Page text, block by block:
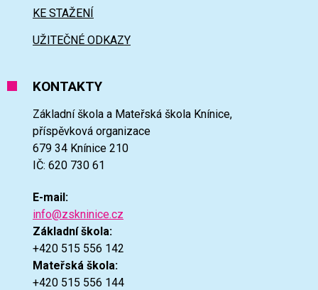
KE STAŽENÍ
UŽITEČNÉ ODKAZY
KONTAKTY
Základní škola a Mateřská škola Knínice,
příspěvková organizace
679 34 Knínice 210
IČ: 620 730 61
E-mail:
info@zskninice.cz
Základní škola:
+420 515 556 142
Mateřská škola:
+420 515 556 144